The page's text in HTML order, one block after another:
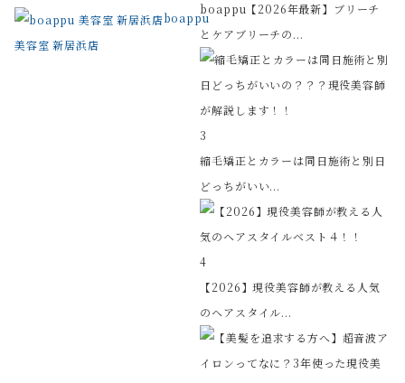
boappu
美容室 新居浜店
boappu【2026年最新】ブリーチ
とケアブリーチの...
3
縮毛矯正とカラーは同日施術と別日
どっちがいい...
4
【2026】現役美容師が教える人気
のヘアスタイル...